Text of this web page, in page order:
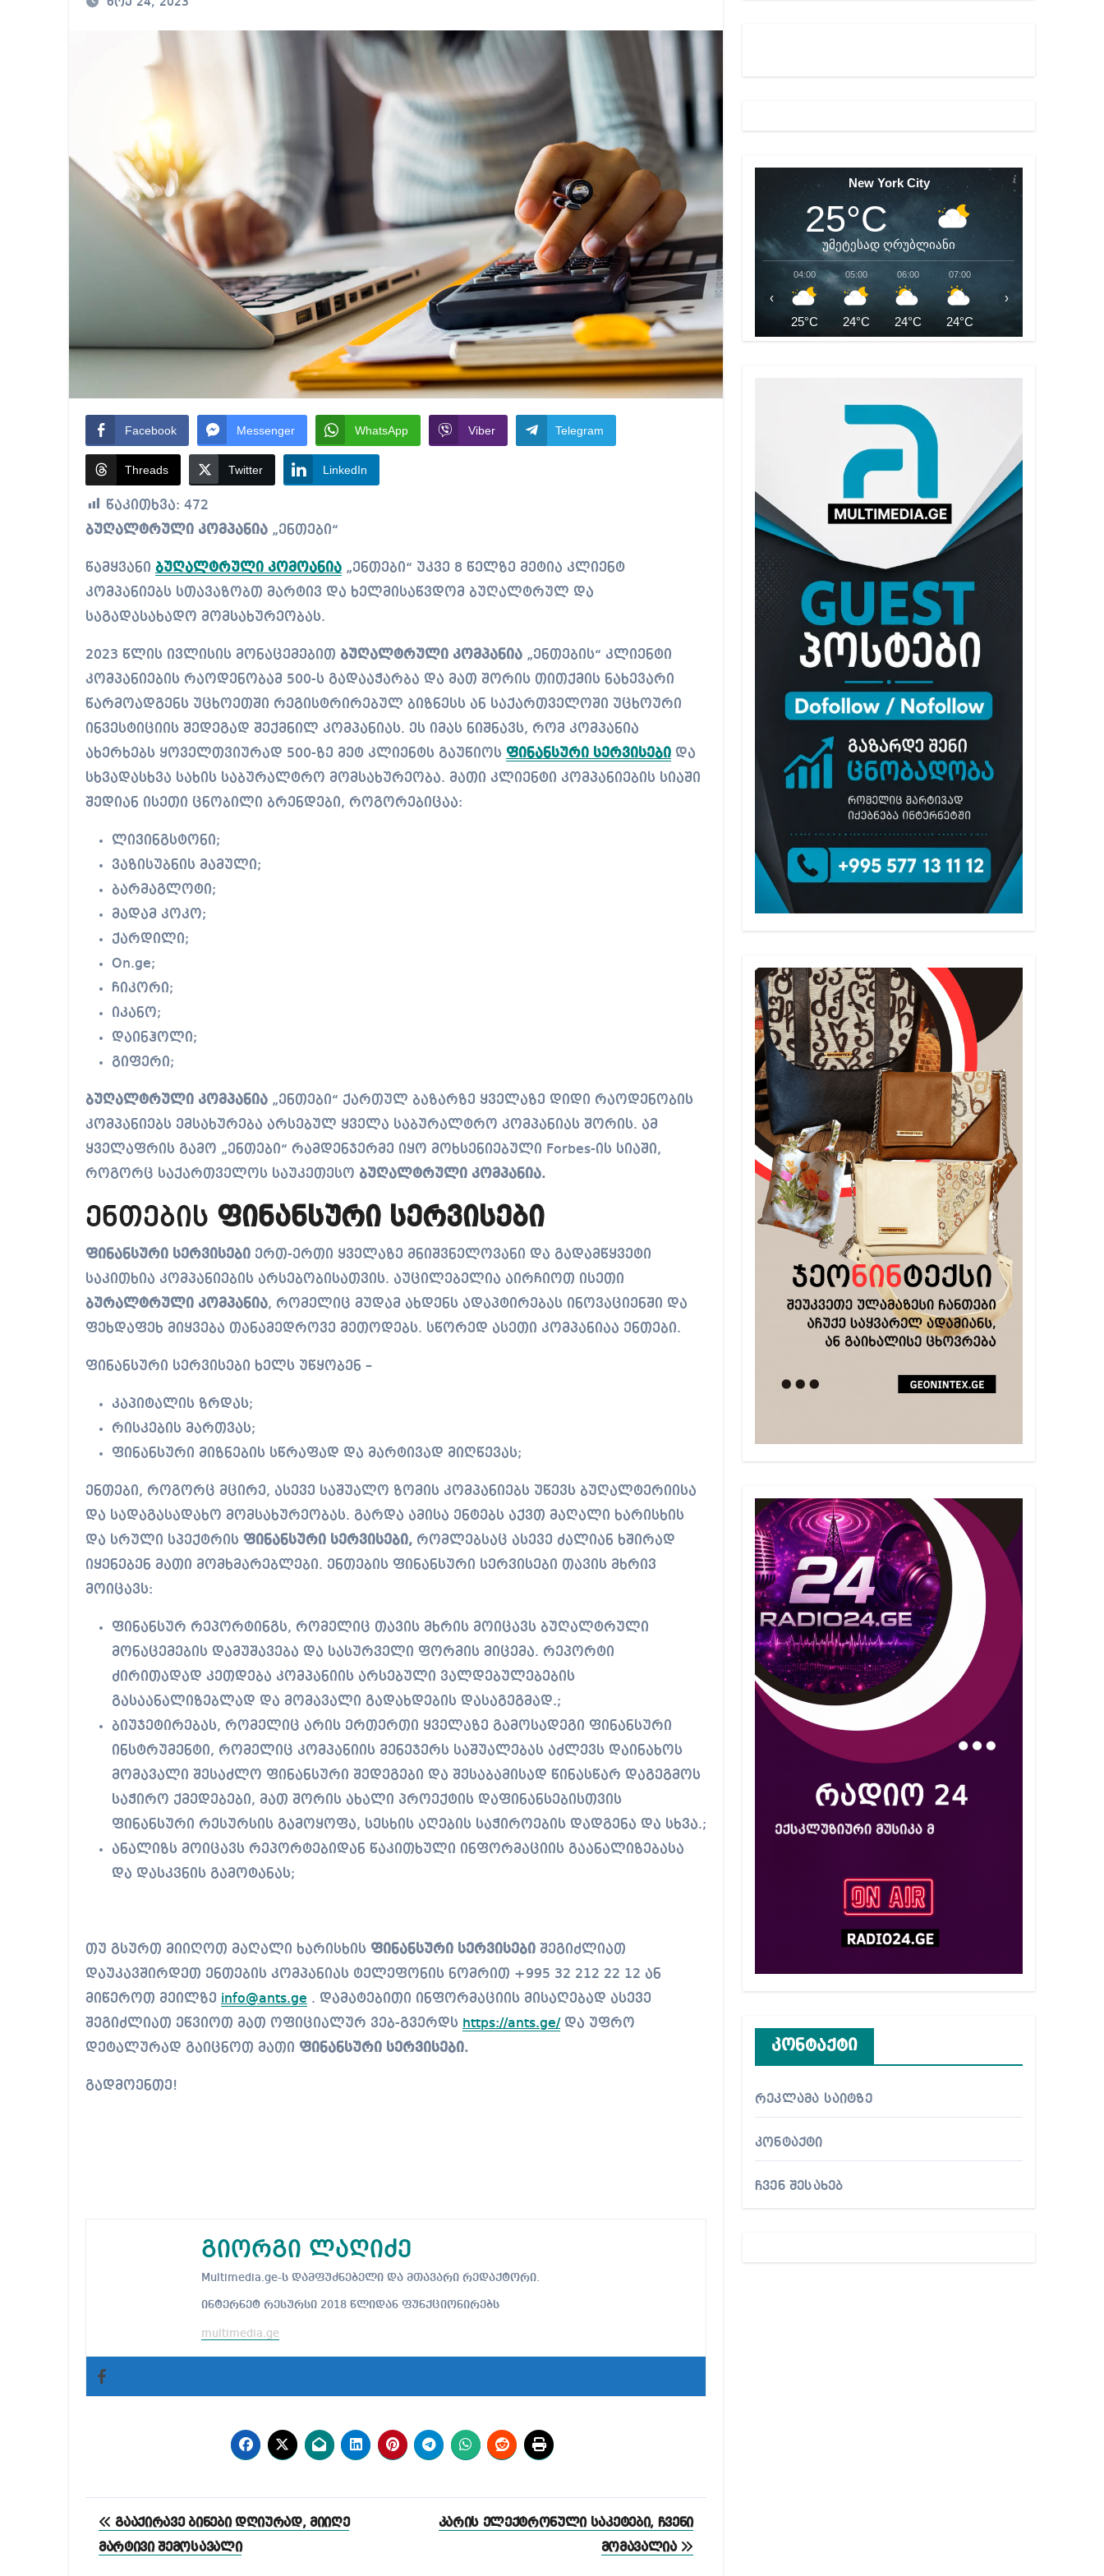
თბილისში “გლოვო”-ს კურიერს თავს დაესხნენ
Facebook Messenger WhatsApp Viber Telegram
Threads Twitter LinkedIn
წაკითხვა: 472
ბუღალტრული კომპანია „ენთები“
წამყვანი ბუღალტრული კომოანია „ენთები“ უკვე 8 წელზე მეტია კლიენტ
კომპანიებს სთავაზობთ მარტივ და ხელმისაწვდომ ბუღალტრულ და
საგადასახადო მომსახურეობას.
2023 წლის ივლისის მონაცემებით ბუღალტრული კომპანია „ენთების“ კლიენტი
კომპანიების რაოდენობამ 500-ს გადააჭარბა და მათ შორის თითქმის ნახევარი
წარმოადგენს უცხოეთში რეგისტრირებულ ბიზნესს ან საქართველოში უცხოური
ინვესტიციის შედეგად შექმნილ კომპანიას. ეს იმას ნიშნავს, რომ კომპანია
ახერხებს ყოველთვიურად 500-ზე მეტ კლიენტს გაუწიოს ფინანსური სერვისები და
სხვადასხვა სახის საბურალტრო მომსახურეობა. მათი კლიენტი კომპანიების სიაში
შედიან ისეთი ცნობილი ბრენდები, როგორებიცაა:
ლივინგსტონი;
ვაზისუბნის მამული;
ბარმაგლოტი;
მადამ კოკო;
ქარდილი;
On.ge;
ჩიკორი;
იკანო;
დაინჰოლი;
გიფერი;
ბუღალტრული კომპანია „ენთები“ ქართულ ბაზარზე ყველაზე დიდი რაოდენობის
კომპანიებს ემსახურება არსებულ ყველა საბურალტრო კომპანიას შორის. ამ
ყველაფრის გამო „ენთები“ რამდენჯერმე იყო მოხსენიებული Forbes-ის სიაში,
როგორც საქართველოს საუკეთესო ბუღალტრული კომპანია.
ენთების ფინანსური სერვისები
ფინანსური სერვისები ერთ-ერთი ყველაზე მნიშვნელოვანი და გადამწყვეტი
საკითხია კომპანიების არსებობისათვის. აუცილებელია აირჩიოთ ისეთი
ბურალტრული კომპანია, რომელიც მუდამ ახდენს ადაპტირებას ინოვაციენში და
ფეხდაფეხ მიყვება თანამედროვე მეთოდებს. სწორედ ასეთი კომპანიაა ენთები.
ფინანსური სერვისები ხელს უწყობენ –
კაპიტალის ზრდას;
რისკების მართვას;
ფინანსური მიზნების სწრაფად და მარტივად მიღწევას;
ენთები, როგორც მცირე, ასევე საშუალო ზომის კომპანიებს უწევს ბუღალტერიისა
და სადაგასადახო მომსახურეობას. გარდა ამისა ენტებს აქვთ მაღალი ხარისხის
და სრული სპექტრის ფინანსური სერვისები, რომლებსაც ასევე ძალიან ხშირად
იყენებენ მათი მომხმარებლები. ენთების ფინანსური სერვისები თავის მხრივ
მოიცავს:
ფინანსურ რეპორტინგს, რომელიც თავის მხრის მოიცავს ბუღალტრული
მონაცემების დამუშავება და სასურველი ფორმის მიცემა. რეპორტი
ძირითადად კეთდება კომპანიის არსებული ვალდებულებების
გასაანალიზებლად და მომავალი გადახდების დასაგეგმად.;
ბიუჯეტირებას, რომელიც არის ერთერთი ყველაზე გამოსადეგი ფინანსური
ინსტრუმენტი, რომელიც კომპანიის მენეჯერს საშუალებას აძლევს დაინახოს
მომავალი შესაძლო ფინანსური შედეგები და შესაბამისად წინასწარ დაგეგმოს
საჭირო ქმედებები, მათ შორის ახალი პროექტის დაფინანსებისთვის
ფინანსური რესურსის გამოყოფა, სესხის აღების საჭიროების დადგენა და სხვა.;
ანალიზს მოიცავს რეპორტებიდან წაკითხული ინფორმაციის გაანალიზებასა
და დასკვნის გამოტანას;
თუ გსურთ მიიღოთ მაღალი ხარისხის ფინანსური სერვისები შეგიძლიათ
დაუკავშირდეთ ენთების კომპანიას ტელეფონის ნომრით +995 32 212 22 12 ან
მიწეროთ მეილზე info@ants.ge . დამატებითი ინფორმაციის მისაღებად ასევე
შეგიძლიათ ეწვიოთ მათ ოფიციალურ ვებ-გვერდს https://ants.ge/ და უფრო
დეტალურად გაიცნოთ მათი ფინანსური სერვისები.
გადმოენთე!
გიორგი ლაღიძე
Multimedia.ge-ს დამფუძნებელი და მთავარი რედაქტორი.
ინტერნეტ რესურსი 2018 წლიდან ფუნქციონირებს
multimedia.ge
პოსტის
ნავიგაცია
გააქირავე ბინები დღიურად, მიიღე
მარტივი შემოსავალი
კარის ელექტრონული საკეტები, ჩვენი
მომავალია
New York City
25°C
უმეტესად ღრუბლიანი
04:00
25°C
05:00
24°C
06:00
24°C
07:00
24°C
‹ ›
კონტაქტი
რეკლამა საიტზე
კონტაქტი
ჩვენ შესახებ